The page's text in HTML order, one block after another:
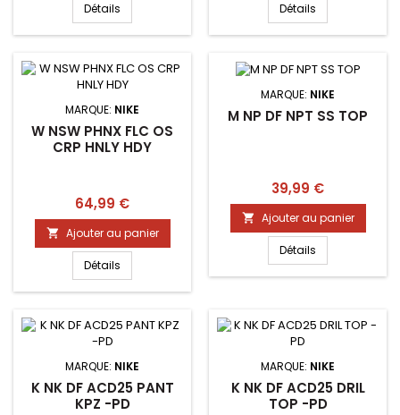
Détails Détails
MARQUE: NIKE
W NSW PHNX FLC OS
CRP HNLY HDY
Prix
64,99 €
 Ajouter au panier
Détails
MARQUE: NIKE
M NP DF NPT SS TOP
Prix
39,99 €
 Ajouter au panier
Détails
MARQUE: NIKE
K NK DF ACD25 PANT
KPZ -PD
MARQUE: NIKE
K NK DF ACD25 DRIL
TOP -PD